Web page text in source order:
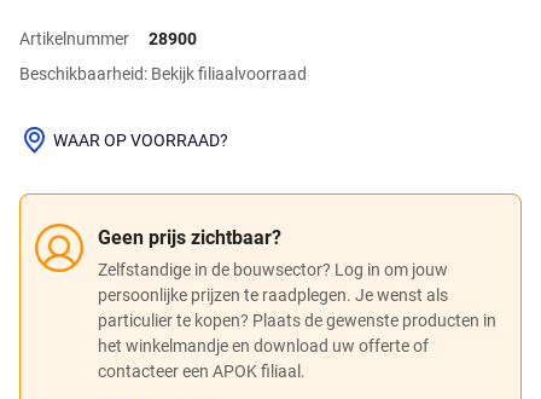
Artikelnummer
28900
Beschikbaarheid: Bekijk filiaalvoorraad
Geen prijs zichtbaar?
Zelfstandige in de bouwsector? Log in om jouw
persoonlijke prijzen te raadplegen. Je wenst als
particulier te kopen? Plaats de gewenste producten in
het winkelmandje en download uw offerte of
contacteer een APOK filiaal.
WAAR OP VOORRAAD?